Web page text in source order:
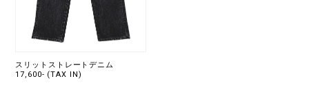
スリットストレートデニム
17,600- (TAX IN)